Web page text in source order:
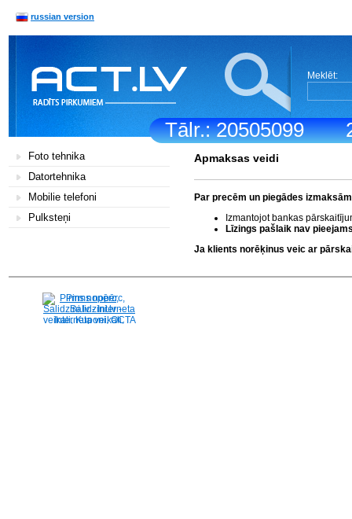
Tālr.: 20505099
russian version
Meklēt:
Foto tehnika
Datortehnika
Mobilie telefoni
Pulksteņi
Apmaksas veidi
Par precēm un piegādes
Izmantojot bankas
Līzings pašlaik nav
Ja klients norēķinus veic ar
Pirms nopērc,
Salidzini.lv - Interneta
veikali, Kuponi, OCTA